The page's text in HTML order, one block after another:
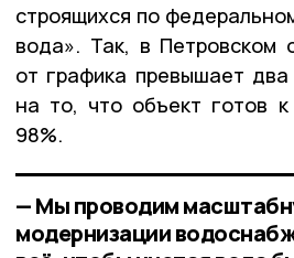
строящихся по
вода». Так, в Петровском
от графика превышает
на то, что объект готов
98%.
— Мы проводим
модернизации